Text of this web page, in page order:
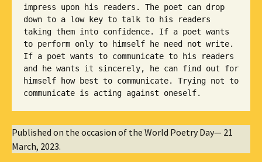
impress upon his readers. The poet can drop
down to a low key to talk to his readers
taking them into confidence. If a poet wants
to perform only to himself he need not write.
If a poet wants to communicate to his readers
and he wants it sincerely, he can find out for
himself how best to communicate. Trying not to
Published on the occasion of the World Poetry Day— 21
March, 2023.